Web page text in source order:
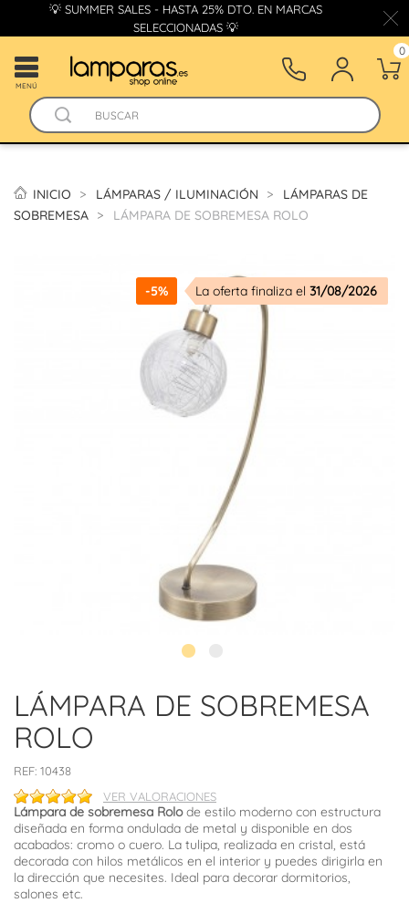
💡 SUMMER SALES - HASTA 25% DTO. EN MARCAS
SELECCIONADAS 💡
MENÚ
0
INICIO LÁMPARAS / ILUMINACIÓN
LÁMPARAS DE
SOBREMESA
LÁMPARA DE SOBREMESA ROLO
-5% La oferta finaliza el 31/08/2026
LÁMPARA DE SOBREMESA
ROLO
REF: 10438
VER VALORACIONES
Lámpara de sobremesa Rolode estilo moderno con estructura
diseñada en forma ondulada de metal y disponible en dos
acabados: cromo o cuero. La tulipa, realizada en cristal, está
decorada con hilos metálicos en el interior y puedes dirigirla en
la dirección que necesites. Ideal para decorar dormitorios,
salones etc.